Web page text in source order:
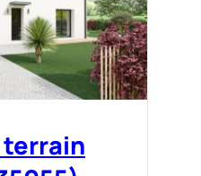
terrain